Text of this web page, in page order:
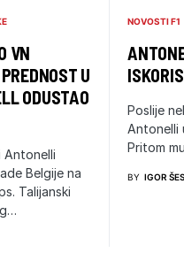
VN
U
ODUSTAO
Antonelli
Belgije na
Talijanski
NOVOSTI F1
Poslije
Antonelli
Pritom
BY IGOR